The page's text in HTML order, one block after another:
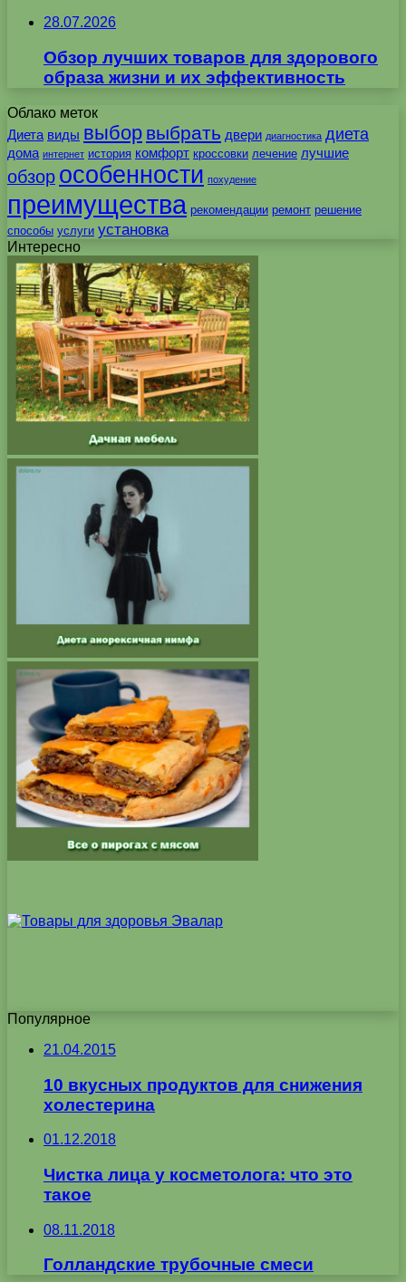
28.07.2026
Обзор лучших товаров для здорового
образа жизни и их эффективность
Облако меток
Диета виды выбор выбрать двери диагностика диета
дома интернет история комфорт кроссовки лечение лучшие
обзор особенности похудение
преимущества рекомендации ремонт решение
способы услуги установка
Интересно
Популярное
21.04.2015
10 вкусных продуктов для снижения
холестерина
01.12.2018
Чистка лица у косметолога: что это
такое
08.11.2018
Голландские трубочные смеси